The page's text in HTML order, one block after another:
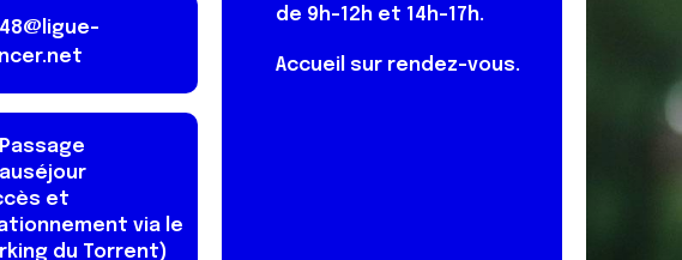
et
via le
du Torrent)
de 9h-12h et 14h-17h.
Accueil sur rendez-vous.